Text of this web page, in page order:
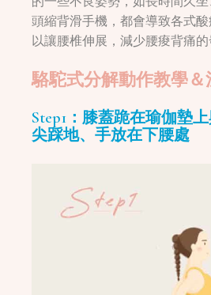
頭縮背滑手機，都會導致各式
以讓腰椎伸展，減少腰痠背痛的
駱駝式分解動作教學＆
Step1：膝蓋跪在瑜伽墊
尖踩地、手放在下腰處